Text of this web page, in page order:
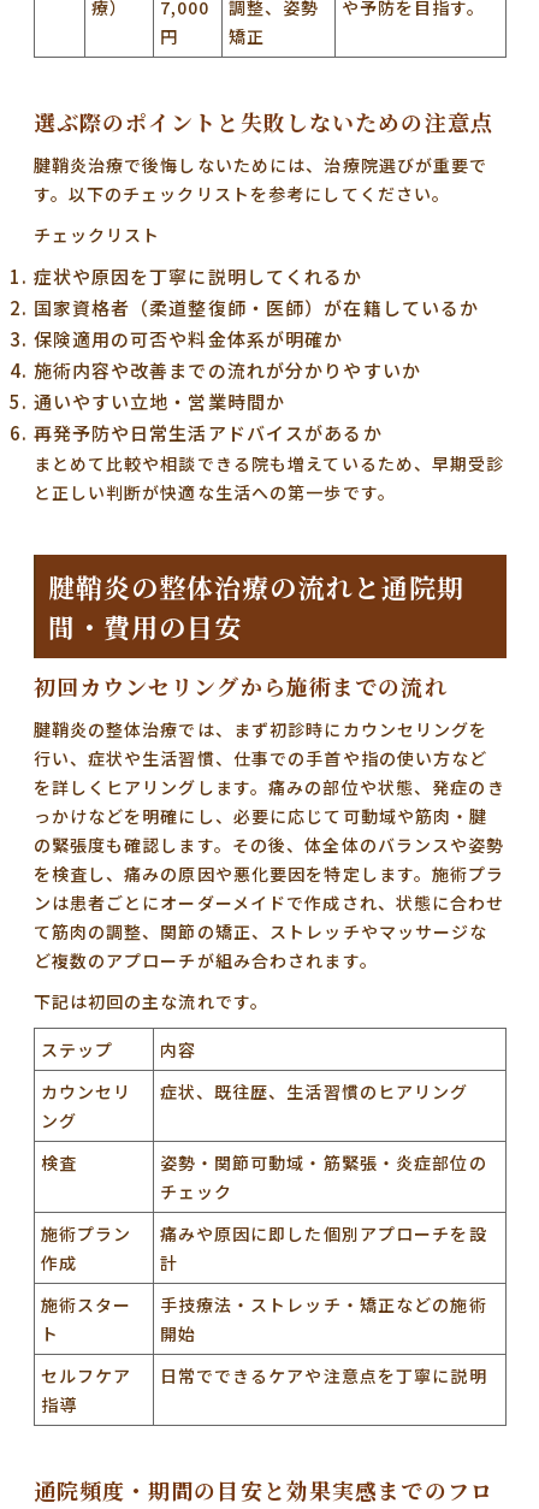
療）
7,000
円
調整、姿勢
矯正
や予防を目指す。
選ぶ際のポイントと失敗しないための注意点
腱鞘炎治療で後悔しないためには、治療院選びが重要で
す。以下のチェックリストを参考にしてください。
チェックリスト
症状や原因を丁寧に説明してくれるか
国家資格者（柔道整復師・医師）が在籍しているか
保険適用の可否や料金体系が明確か
施術内容や改善までの流れが分かりやすいか
通いやすい立地・営業時間か
再発予防や日常生活アドバイスがあるか
まとめて比較や相談できる院も増えているため、早期受診
と正しい判断が快適な生活への第一歩です。
腱鞘炎の整体治療の流れと通院期
間・費用の目安
初回カウンセリングから施術までの流れ
腱鞘炎の整体治療では、まず初診時にカウンセリングを
行い、症状や生活習慣、仕事での手首や指の使い方など
を詳しくヒアリングします。痛みの部位や状態、発症のき
っかけなどを明確にし、必要に応じて可動域や筋肉・腱
の緊張度も確認します。その後、体全体のバランスや姿勢
を検査し、痛みの原因や悪化要因を特定します。施術プラ
ンは患者ごとにオーダーメイドで作成され、状態に合わせ
て筋肉の調整、関節の矯正、ストレッチやマッサージな
ど複数のアプローチが組み合わされます。
下記は初回の主な流れです。
ステップ
内容
カウンセリ
ング
症状、既往歴、生活習慣のヒアリング
検査
姿勢・関節可動域・筋緊張・炎症部位の
チェック
施術プラン
作成
痛みや原因に即した個別アプローチを設
計
施術スター
ト
手技療法・ストレッチ・矯正などの施術
開始
セルフケア
指導
日常でできるケアや注意点を丁寧に説明
通院頻度・期間の目安と効果実感までのフロ